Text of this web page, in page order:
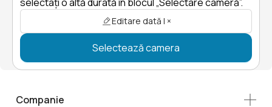
Editare dată | ×
Selectează camera
Companie